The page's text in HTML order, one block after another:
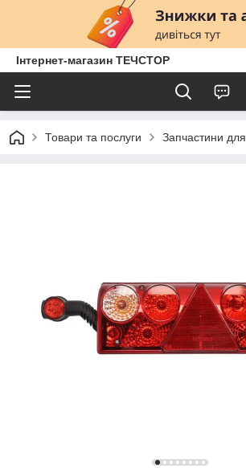
Інтернет-магазин ТЕЧСТОР
Товари та послуги Запчастини для